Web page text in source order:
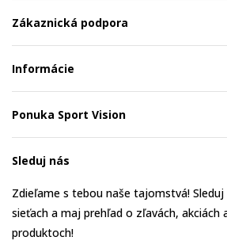
Zákaznická podpora
Informácie
Ponuka Sport Vision
Sleduj nás
Zdieľame s tebou naše tajomstvá! Sleduj
sieťach a maj prehľad o zľavách, akciách
produktoch!